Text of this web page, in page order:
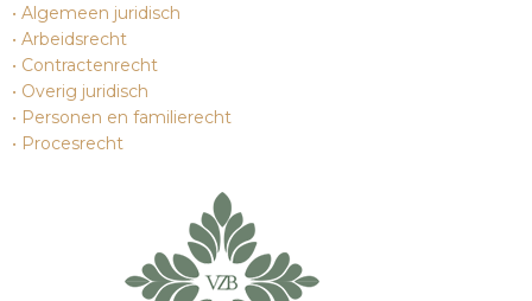
Algemeen juridisch
Arbeidsrecht
Contractenrecht
Overig juridisch
Personen en familierecht
Procesrecht